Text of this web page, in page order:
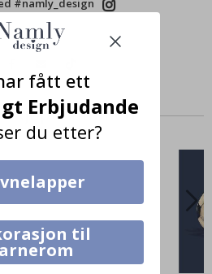
#namly_design
kjøpt sammen
fått ett
Erbjudande
du etter?
til